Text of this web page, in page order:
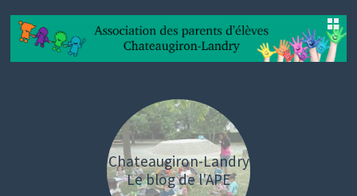
Chateaugiron-Landry
Le blog de l'APE
SKIP